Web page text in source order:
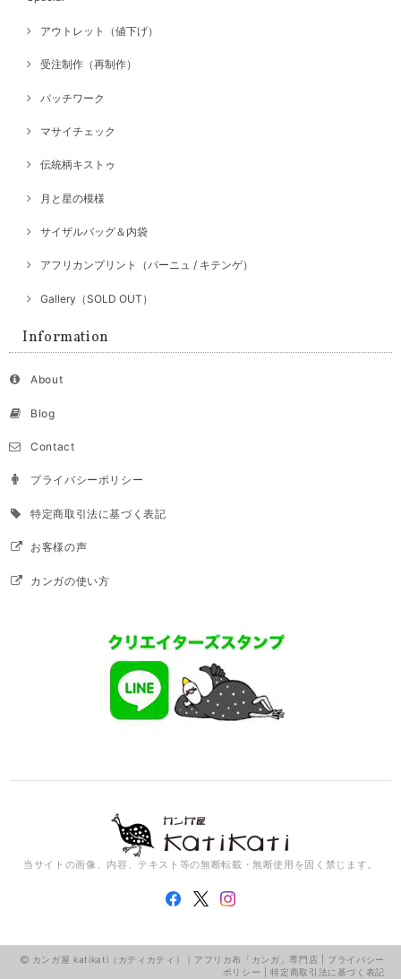
アウトレット（値下げ）
受注制作（再制作）
パッチワーク
マサイチェック
伝統柄キストゥ
月と星の模様
サイザルバッグ＆内袋
アフリカンプリント（パーニュ / キテンゲ）
Gallery（SOLD OUT）
Information
About
Blog
Contact
プライバシーポリシー
特定商取引法に基づく表記
お客様の声
カンガの使い方
当サイトの画像、内容、テキスト等の無断転載・無断使用を固く禁じます。
カンガ屋 katikati（カティカティ）｜アフリカ布「カンガ」専門店 | プライバシー
ポリシー
|特定商取引法に基づく表記